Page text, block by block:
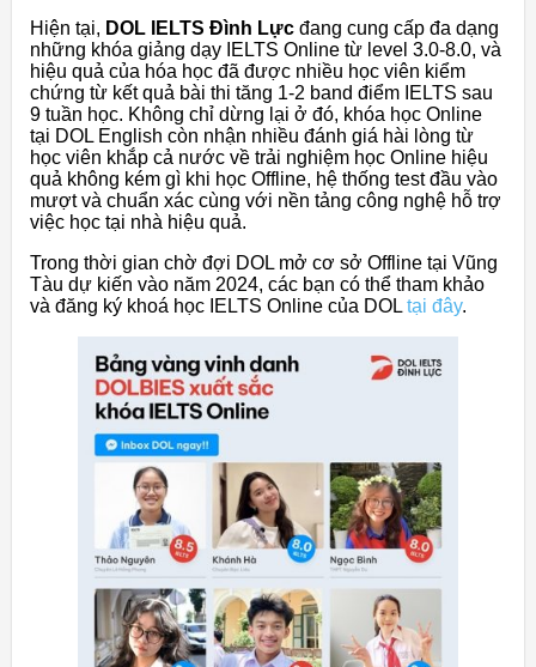
Hiện tại, DOL IELTS Đình Lực đang cung cấp đa dạng
những khóa giảng dạy IELTS Online từ level 3.0-8.0, và
hiệu quả của hóa học đã được nhiều học viên kiểm
chứng từ kết quả bài thi tăng 1-2 band điểm IELTS sau
9 tuần học. Không chỉ dừng lại ở đó, khóa học Online
tại DOL English còn nhận nhiều đánh giá hài lòng từ
học viên khắp cả nước về trải nghiệm học Online hiệu
quả không kém gì khi học Offline, hệ thống test đầu vào
mượt và chuẩn xác cùng với nền tảng công nghệ hỗ trợ
việc học tại nhà hiệu quả.
Trong thời gian chờ đợi DOL mở cơ sở Offline tại Vũng
Tàu dự kiến vào năm 2024, các bạn có thể tham khảo
và đăng ký khoá học IELTS Online của DOL tại đây.